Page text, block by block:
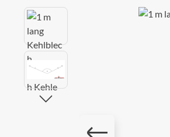
Bildergalerie überspringen